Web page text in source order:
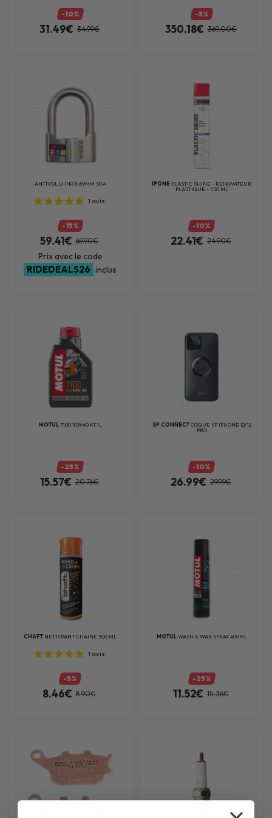
-10%
31.49€ 34.99€
-5%
350.18€ 369.00€
ANTIVOL U INOX 69MM SRA
1 avis
-15%
59.41€ 69.90€
Prix avec le code
RIDEDEALS26 inclus
IPONE PLASTIC SHINE - RENOVATEUR
PLASTIQUE - 750 ML
-10%
22.41€ 24.90€
MOTUL7100 10W40 4T 1L
-25%
15.57€ 20.76€
SP CONNECTCOQUE SP IPHONE 12/12
PRO
-10%
26.99€ 29.99€
CHAFT NETTOYANT CHAINE 500 ML
1 avis
-5%
8.46€ 8.90€
MOTULWASH & WAX SPRAY 400ML
-25%
11.52€ 15.36€